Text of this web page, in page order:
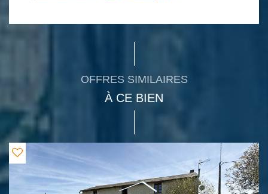
OFFRES SIMILAIRES
À CE BIEN